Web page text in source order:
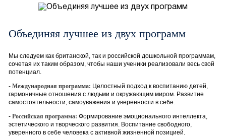
Объединяя лучшее из двух программ
Мы следуем как британской, так и российской дошкольной программам,
сочетая их таким образом, чтобы наши ученики реализовали весь свой
потенциал.
- Международная программа: Целостный подход к воспитанию детей,
гармоничные отношения с людьми и окружающим миром. Развитие
самостоятельности, самоуважения и уверенности в себе.
- Российская программа: Формирование эмоционального интеллекта,
эстетического и творческого развития. Воспитание свободного,
уверенного в себе человека с активной жизненной позицией.